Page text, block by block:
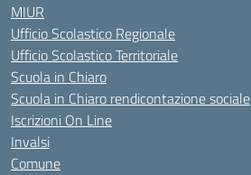
MIUR
Ufficio Scolastico Regionale
Ufficio Scolastico Territoriale
Scuola in Chiaro
Scuola in Chiaro rendicontazione sociale
Iscrizioni On Line
Invalsi
Comune